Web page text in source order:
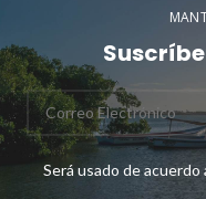
Será usado de